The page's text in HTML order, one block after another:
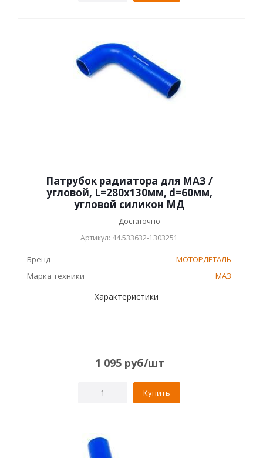
Патрубок радиатора для МАЗ /
угловой, L=280х130мм, d=60мм,
угловой силикон МД
Достаточно
Артикул: 44.533632-1303251
Бренд
МОТОРДЕТАЛЬ
Марка техники
МАЗ
Характеристики
1 095руб/шт
Купить